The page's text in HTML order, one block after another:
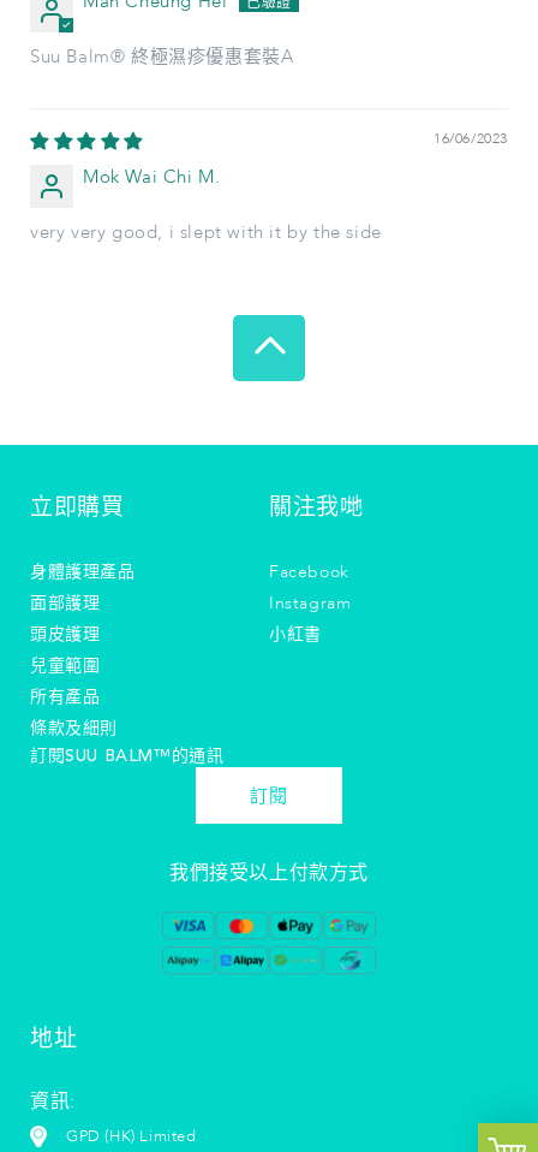
Suu Balm® 終極濕疹優惠套裝A
16/06/2023
Mok Wai Chi M.
very very good, i slept with it by the side
地址
資訊:
GPD (HK) Limited
立即購買
身體護理產品
面部護理
頭皮護理
兒童範圍
所有產品
條款及細則
關注我哋
Facebook
Instagram
小紅書
訂閱SUU BALM™️的通訊
訂閱
我們接受以上付款方式